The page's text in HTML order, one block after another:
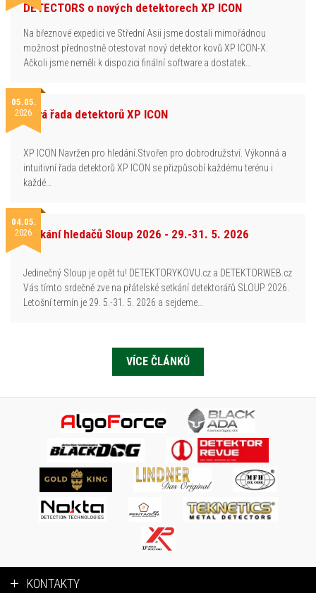
DETECTORS o nových detektorech XP ICON
Na březnové expedici ve Střední Asii jsme dostali mimořádnou
možnost přednostně otestovat nový detektor kovů XP ICON-X.
Ačkoli jsme neměli k dispozici finální software a dostatek…
05.05.
2026Nová řada detektorů XP ICON
XP ICON Navržen pro hledání.Stvořen pro dobrodružství. Výkonná a
intuitivní řada detektorů XP ICON se přizpůsobí každému terénu i
každé…
04.05.
2026Setkání hledačů Sloup 2026 - 29.-31. 5. 2026
Jedinečný Sloup je opět tu! DETEKTORYKOVU.cz a DETEKTORWEB.cz
Vás tímto srdečně zve na přátelské setkání detektorářů SLOUP 2026.
Letošní termín je 29. 5.-31. 5. 2026 a sejdeme…
VÍCE ČLÁNKŮ
KONTAKTY